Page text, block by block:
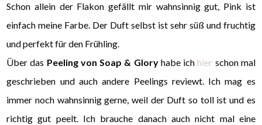
Schon allein der Flakon gefällt mir wahnsinnig gut, Pink ist
einfach meine Farbe. Der Duft selbst ist sehr süß und fruchtig
und perfekt für den Frühling.
Über das Peeling von Soap & Gloryhabe ich hier schon mal
geschrieben und auch andere Peelings reviewt. Ich mag es
immer noch wahnsinnig gerne, weil der Duft so toll ist und es
richtig gut peelt. Ich brauche danach auch nicht mal eine